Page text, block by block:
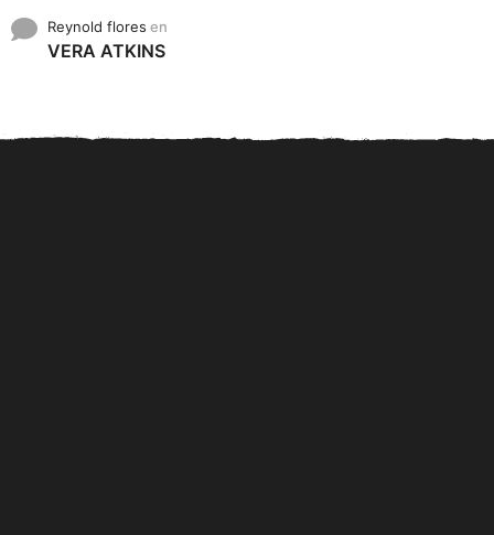
Reynold flores en
VERA ATKINS